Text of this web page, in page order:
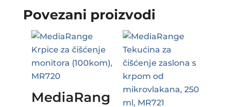
Povezani proizvodi
MediaRang